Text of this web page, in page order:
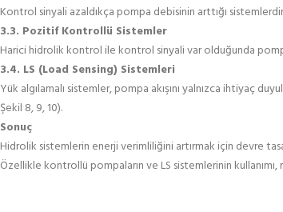
Kontrol sinyali azaldıkça pompa debisinin arttığı
3.3. Pozitif Kontrollü Sistemler
Harici hidrolik kontrol ile kontrol sinyali var olduğunda
3.4. LS (Load Sensing) Sistemleri
Yük algılamalı sistemler, pompa akışını yalnızca ihtiyaç
Şekil 8, 9, 10).
Sonuç
Hidrolik sistemlerin enerji verimliliğini artırmak için devre
Özellikle kontrollü pompaların ve LS sistemlerinin